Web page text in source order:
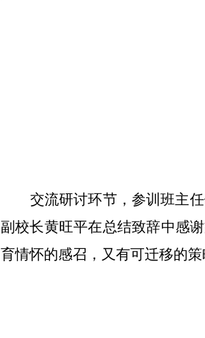
交流研讨环节，参训班主
副校长黄旺平在总结致辞中感
育情怀的感召，又有可迁移的策